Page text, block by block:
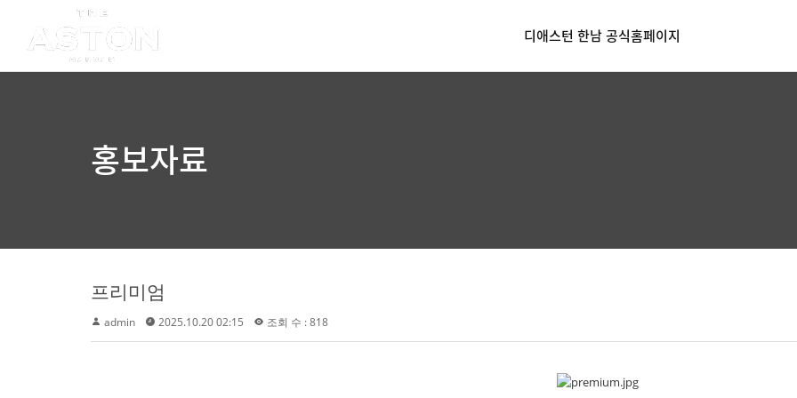
디애스턴 한남 공식홈페이지
홍보자료
프리미엄
admin 2025.10.20 02:15 조회 수 : 818